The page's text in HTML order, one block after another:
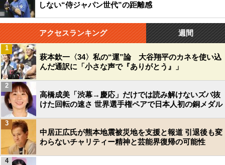
しない“侍ジャパン世代”の距離感
アクセスランキング 週間
萩本欽一〈34〉私の“運”論 大谷翔平のカネを使い込
んだ通訳に「小さな声で『ありがとう』」
1
高橋成美「渋幕→慶応」だけでは読み解けないズバ抜
けた回転の速さ 世界選手権ペアで日本人初の銅メダル
2
中居正広氏が熊本地震被災地を支援と報道 引退後も変
わらないチャリティー精神と芸能界復帰の可能性
3
4